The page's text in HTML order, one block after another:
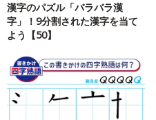
漢字のパズル「バラバラ漢
字」！9分割された漢字を当て
よう【50】